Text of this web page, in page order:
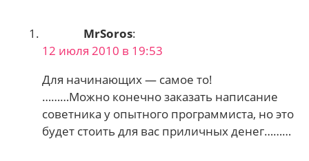
MrSoros:
12 июля 2010 в 19:53
Для начинающих — самое то!
………Можно конечно заказать написание
советника у опытного программиста, но это
будет стоить для вас приличных денег………